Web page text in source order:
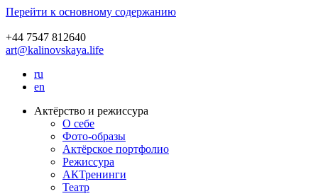
Перейти к основному содержанию
+44 7547 812640
art@kalinovskaya.life
ru
en
Актёрство и режиссура
О себе
Фото-образы
Актёрское портфолио
Режиссура
АКТренинги
Театр